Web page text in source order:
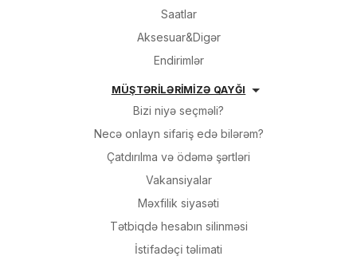
Saatlar
Aksesuar&Digər
Endirimlər
MÜŞTƏRİLƏRİMİZƏ QAYĞI
Bizi niyə seçməli?
Necə onlayn sifariş edə bilərəm?
Çatdırılma və ödəmə şərtləri
Vakansiyalar
Məxfilik siyasəti
Tətbiqdə hesabın silinməsi
İsti̇fadəçi̇ təli̇mati